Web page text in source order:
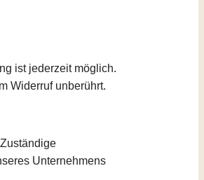
ist jederzeit möglich.
Widerruf unberührt.
Unternehmens